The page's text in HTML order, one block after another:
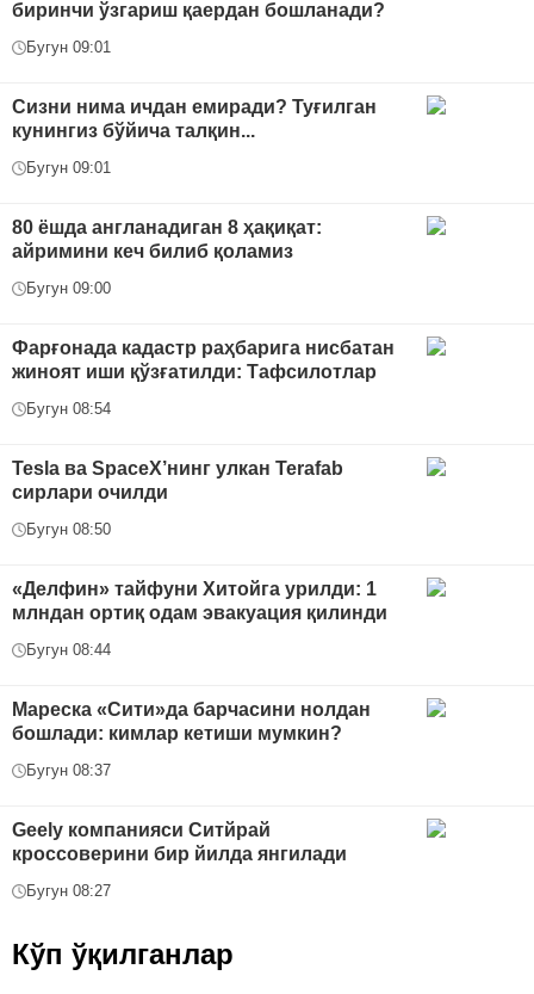
биринчи ўзгариш қаердан бошланади?
Бугун 09:01
Сизни нима ичдан емиради? Туғилган
кунингиз бўйича талқин...
Бугун 09:01
80 ёшда англанадиган 8 ҳақиқат:
айримини кеч билиб қоламиз
Бугун 09:00
Фарғонада кадастр раҳбарига нисбатан
жиноят иши қўзғатилди: Тафсилотлар
Бугун 08:54
Tesla ва SpaceX’нинг улкан Terafab
сирлари очилди
Бугун 08:50
«Делфин» тайфуни Хитойга урилди: 1
млндан ортиқ одам эвакуация қилинди
Бугун 08:44
Мареска «Сити»да барчасини нолдан
бошлади: кимлар кетиши мумкин?
Бугун 08:37
Geely компанияси Ситйрай
кроссоверини бир йилда янгилади
Бугун 08:27
Кўп ўқилганлар